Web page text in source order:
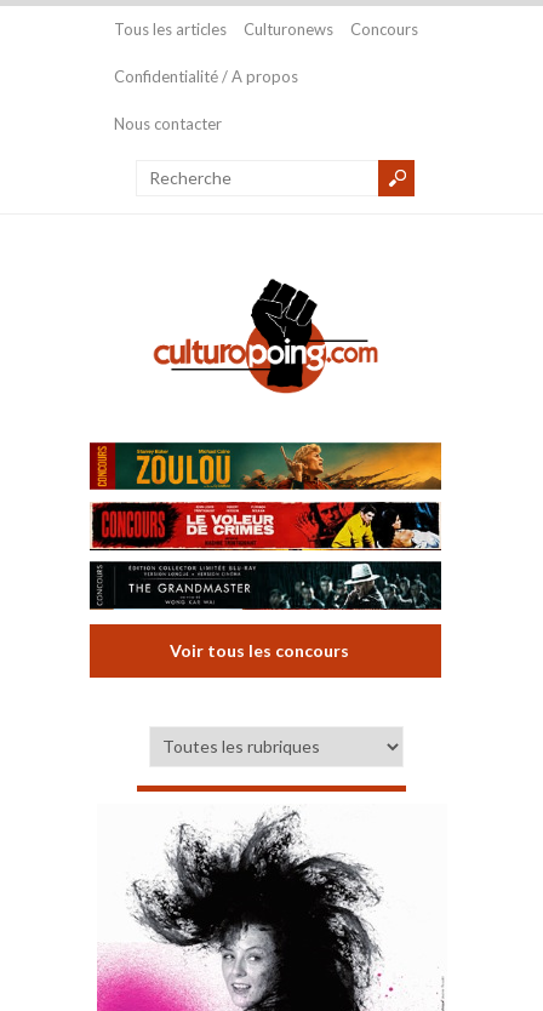
Tous les articles Culturonews Concours
Confidentialité / A propos
Nous contacter
Voir tous les concours